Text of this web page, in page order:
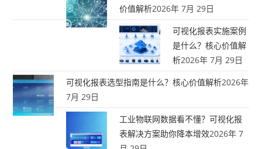
价值解析2026年 7月 29日
可视化报表实施案例
是什么？核心价值解
析2026年 7月 29日
可视化报表选型指南是什么？核心价值解析2026年
7月 29日
工业物联网数据看不懂？可视化报
表解决方案助你降本增效2026年 7